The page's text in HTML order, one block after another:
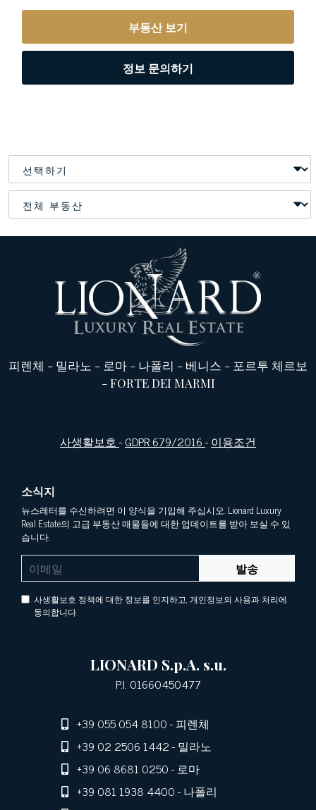
부동산 보기
정보 문의하기
피렌체 - 밀라노 - 로마 - 나폴리 - 베니스 - 포르투 체르보
-FORTE DEI MARMI
사생활보호-GDPR 679/2016-이용조건
소식지
뉴스레터를 수신하려면 이 양식을 기입해 주십시오. Lionard Luxury
Real Estate의 고급 부동산 매물들에 대한 업데이트를 받아 보실 수 있
습니다.
발송
사생활보호 정책에 대한 정보를 인지하고, 개인정보의 사용과 처리에
동의합니다.
LIONARD S.p.A. s.u.
P.I. 01660450477
+39 055 054 8100- 피렌체
+39 02 2506 1442- 밀라노
+39 06 8681 0250- 로마
+39 081 1938 4400- 나폴리